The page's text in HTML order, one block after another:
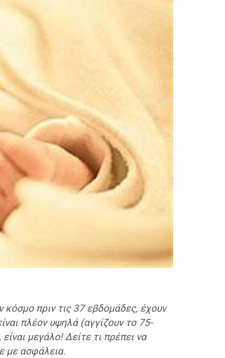
κόσμο πριν τις 37 εβδομάδες, έχουν
πλέον υψηλά (αγγίζουν το 75-
μεγάλο! Δείτε τι πρέπει να
με ασφάλεια.